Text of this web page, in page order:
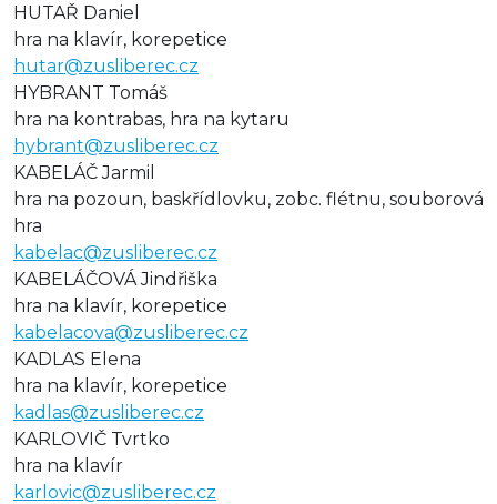
HUTAŘ Daniel
hra na klavír, korepetice
hutar@zusliberec.cz
HYBRANT Tomáš
hra na kontrabas, hra na kytaru
hybrant@zusliberec.cz
KABELÁČ Jarmil
hra na pozoun, baskřídlovku, zobc. flétnu, souborová
hra
kabelac@zusliberec.cz
KABELÁČOVÁ Jindřiška
hra na klavír, korepetice
kabelacova@zusliberec.cz
KADLAS Elena
hra na klavír, korepetice
kadlas@zusliberec.cz
KARLOVIČ Tvrtko
hra na klavír
karlovic@zusliberec.cz